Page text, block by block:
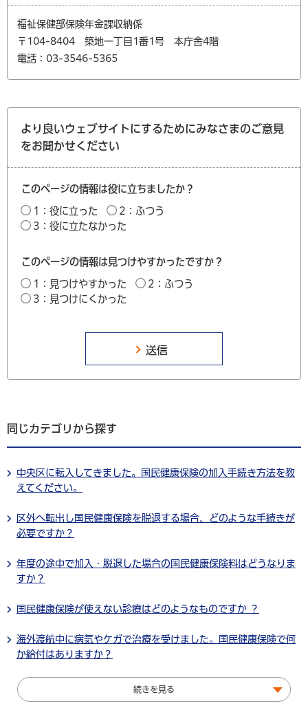
福祉保健部保険年金課収納係
〒104-8404 築地一丁目1番1号 本庁舎4階
電話：03-3546-5365
より良いウェブサイトにするためにみなさまのご意見
をお聞かせください
このページの情報は役に立ちましたか？
1：役に立った
2：ふつう
3：役に立たなかった
このページの情報は見つけやすかったですか？
1：見つけやすかった
2：ふつう
3：見つけにくかった
同じカテゴリから探す
中央区に転入してきました。国民健康保険の加入手続き方法を教
えてください。
区外へ転出し国民健康保険を脱退する場合、どのような手続きが
必要ですか？
年度の途中で加入・脱退した場合の国民健康保険料はどうなりま
すか？
国民健康保険が使えない診療はどのようなものですか ？
海外渡航中に病気やケガで治療を受けました。国民健康保険で何
か給付はありますか？
続きを見る